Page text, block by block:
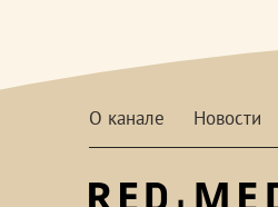
О канале Новости